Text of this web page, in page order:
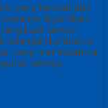
yang terbuat dari
digunakan
kuat namun
kalangan kontraktor
yang membuatnya
lainnya.